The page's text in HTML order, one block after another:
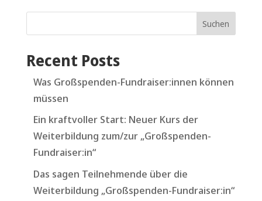
Suchen
Recent Posts
Was Großspenden-Fundraiser:innen können
müssen
Ein kraftvoller Start: Neuer Kurs der
Weiterbildung zum/zur „Großspenden-
Fundraiser:in“
Das sagen Teilnehmende über die
Weiterbildung „Großspenden-Fundraiser:in“